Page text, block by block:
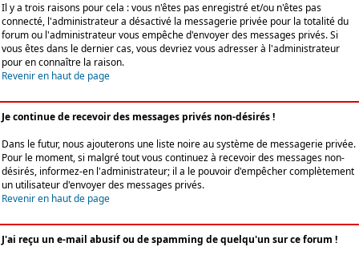
Il y a trois raisons pour cela : vous n'êtes pas enregistré et/ou n'êtes pas
connecté, l'administrateur a désactivé la messagerie privée pour la totalité du
forum ou l'administrateur vous empêche d'envoyer des messages privés. Si
vous êtes dans le dernier cas, vous devriez vous adresser à l'administrateur
pour en connaître la raison.
Revenir en haut de page
Je continue de recevoir des messages privés non-désirés !
Dans le futur, nous ajouterons une liste noire au système de messagerie privée.
Pour le moment, si malgré tout vous continuez à recevoir des messages non-
désirés, informez-en l'administrateur; il a le pouvoir d'empêcher complètement
un utilisateur d'envoyer des messages privés.
Revenir en haut de page
J'ai reçu un e-mail abusif ou de spamming de quelqu'un sur ce forum !